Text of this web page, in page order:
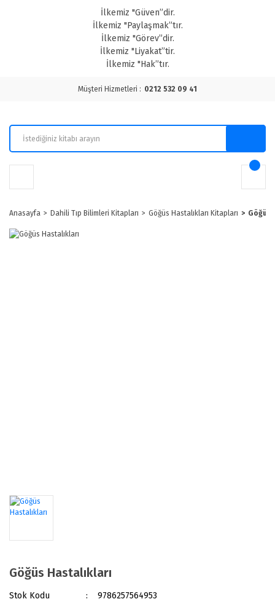
İlkemiz "Güven”dir.
İlkemiz "Paylaşmak”tır.
İlkemiz "Görev”dir.
İlkemiz "Liyakat”tir.
İlkemiz "Hak”tır.
Müşteri Hizmetleri : 0212 532 09 41
Anasayfa Dahili Tıp Bilimleri Kitapları Göğüs Hastalıkları Kitapları Göğüs
Göğüs Hastalıkları
Stok Kodu
9786257564953